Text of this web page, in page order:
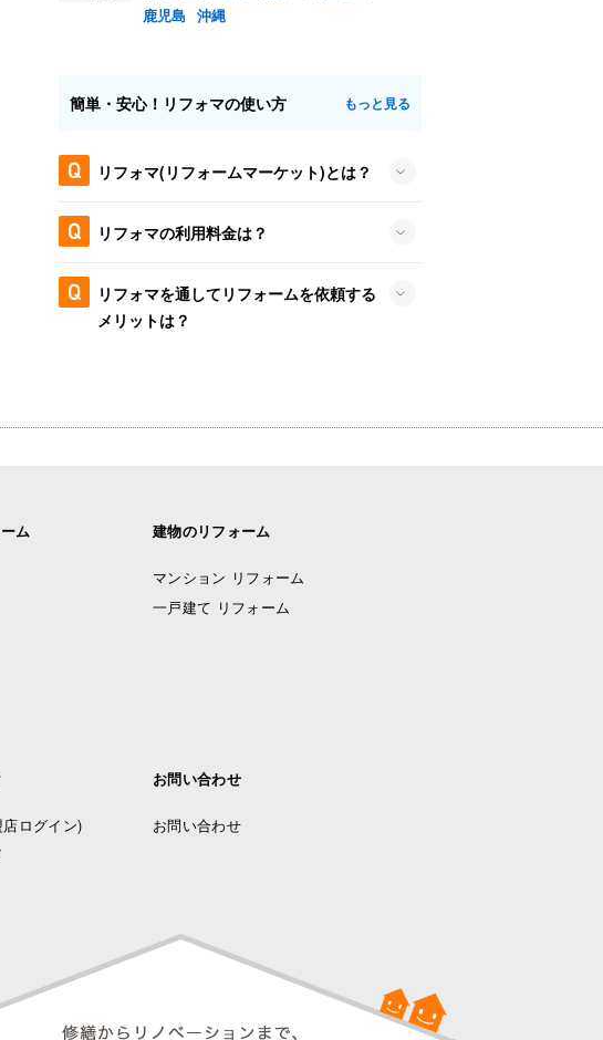
鹿児島 沖縄
簡単・安心！リフォマの使い方 もっと見る
リフォマ(リフォームマーケット)とは？
リフォマの利用料金は？
リフォマを通してリフォームを依頼する
メリットは？
ム 建物のリフォーム
マンション リフォーム
一戸建て リフォーム
店ログイン)
お問い合わせ
お問い合わせ